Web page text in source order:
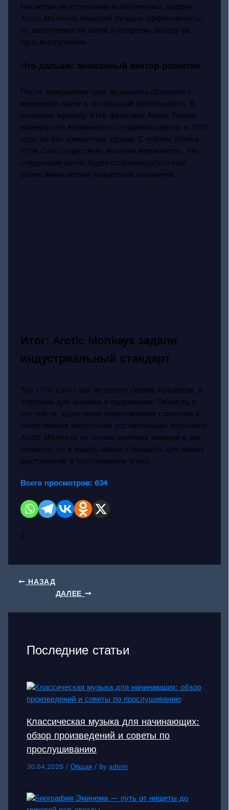
Несмотря на уступление в абсолютных цифрах,
Arctic Monkeys показали лучшую эффективность
по заполняемости залов и среднему доходу на
одно выступление.
Что дальше: возможный вектор развития
После завершения тура музыканты объявили о
временной паузе в гастрольной деятельности. В
интервью журналу NME фронтмен Алекс Тёрнер
намекнул на возможность студийной работы в 2025
году, но без конкретных сроков. С учётом успеха
«The Car», существует высокая вероятность, что
следующий релиз будет сопровождаться ещё
более амбициозной концертной кампанией.
Итог: Arctic Monkeys задали
индустриальный стандарт
Тур «The Car» стал не просто серией концертов, а
эталоном для анализа и подражания. Гибкость в
сет-листе, адаптивная маркетинговая стратегия и
качественная визуальная составляющая позволили
Arctic Monkeys не только укрепить позиции в рок-
сегменте, но и задать новые стандарты для живых
выступлений в постковидную эпоху.
Всего просмотров: 634
2
НАЗАД
ДАЛЕЕ
Последние статьи
Классическая музыка для начинающих:
обзор произведений и советы по
прослушиванию
30.04.2025/Общая / By admin